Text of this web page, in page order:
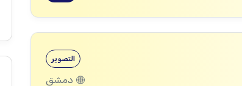
التصوير
دمشق